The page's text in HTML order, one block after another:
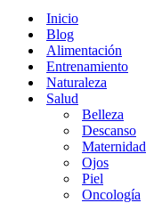
Inicio
Blog
Alimentación
Entrenamiento
Naturaleza
Salud
Belleza
Descanso
Maternidad
Ojos
Piel
Oncología